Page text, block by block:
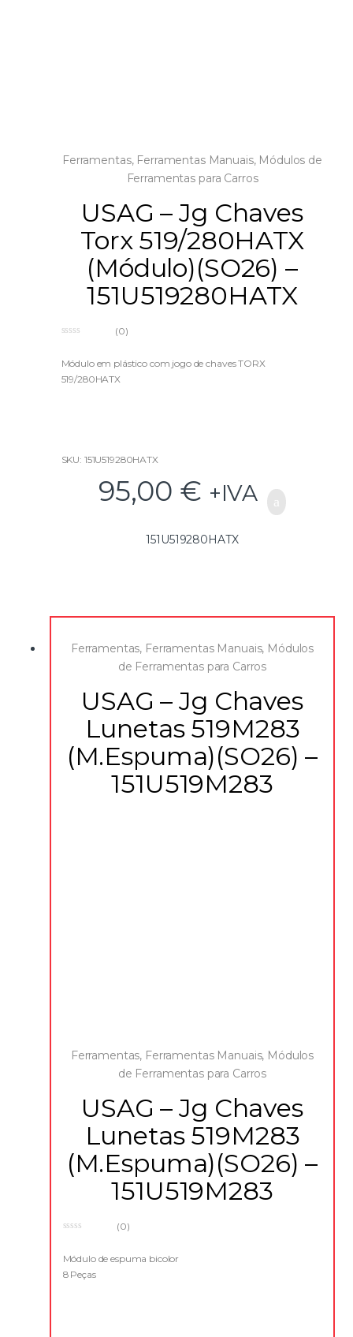
Ferramentas, Ferramentas Manuais, Módulos de
Ferramentas para Carros
USAG – Jg Chaves
Torx 519/280HATX
(Módulo)(SO26) –
151U519280HATX
u
o
(0)
Módulo em plástico com jogo de chaves TORX
519/280HATX
SKU: 151U519280HATX
95,00 € +IVA
151U519280HATX
Ferramentas, Ferramentas Manuais, Módulos
de Ferramentas para Carros
USAG – Jg Chaves
Lunetas 519M283
(M.Espuma)(SO26) –
151U519M283
Ferramentas, Ferramentas Manuais, Módulos
de Ferramentas para Carros
USAG – Jg Chaves
Lunetas 519M283
(M.Espuma)(SO26) –
151U519M283
u
o
(0)
Módulo de espuma bicolor
8 Peças